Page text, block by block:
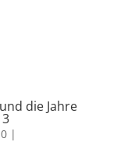
die Jahre
|